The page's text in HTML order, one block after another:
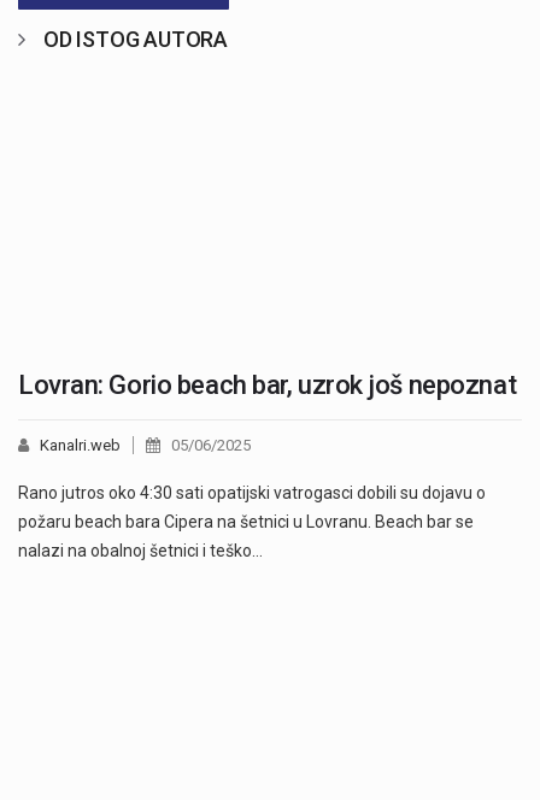
OD ISTOG AUTORA
Lovran: Gorio beach bar, uzrok još nepoznat
Kanalri.web 05/06/2025
Rano jutros oko 4:30 sati opatijski vatrogasci dobili su dojavu o
požaru beach bara Cipera na šetnici u Lovranu. Beach bar se
nalazi na obalnoj šetnici i teško…